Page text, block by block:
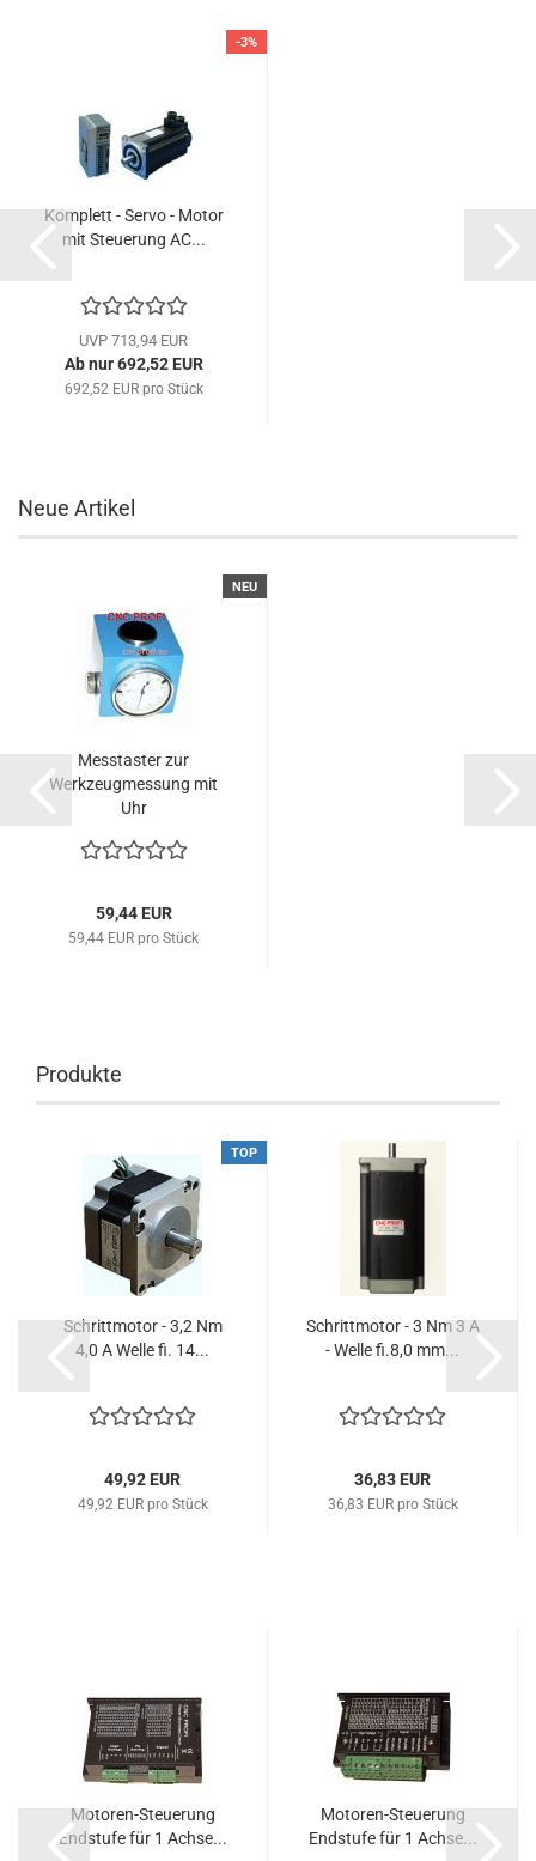
-3%
Komplett - Servo - Motor
mit Steuerung AC...
UVP 713,94 EUR
Ab nur 692,52 EUR
692,52 EUR pro Stück
Neue Artikel
NEU
Messtaster zur
Werkzeugmessung mit
Uhr
59,44 EUR
59,44 EUR pro Stück
Produkte
TOP
Schrittmotor - 3,2 Nm
4,0 A Welle fi. 14...
49,92 EUR
49,92 EUR pro Stück
Schrittmotor - 3 Nm 3 A
- Welle fi.8,0 mm...
36,83 EUR
36,83 EUR pro Stück
Motoren-Steuerung
Endstufe für 1 Achse...
Motoren-Steuerung
Endstufe für 1 Achse...